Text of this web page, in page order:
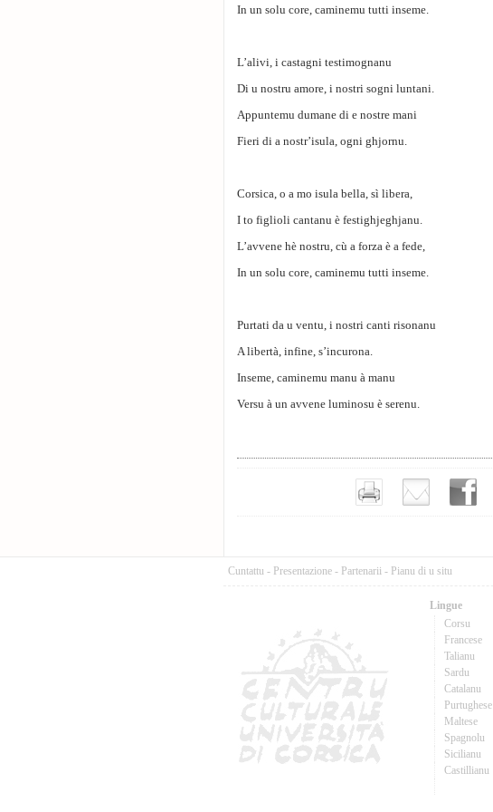
In un solu core, caminemu tutti inseme.
L’alivi, i castagni testimognanu
Di u nostru amore, i nostri sogni luntani.
Appuntemu dumane di e nostre mani
Fieri di a nostr’isula, ogni ghjornu.
Corsica, o a mo isula bella, sì libera,
I to figlioli cantanu è festighjeghjanu.
L’avvene hè nostru, cù a forza è a fede,
In un solu core, caminemu tutti inseme.
Purtati da u ventu, i nostri canti risonanu
A libertà, infine, s’incurona.
Inseme, caminemu manu à manu
Versu à un avvene luminosu è serenu.
Cuntattu - Presentazione - Partenarii - Pianu di u situ
Lingue
Corsu
Francese
Talianu
Sardu
Catalanu
Purtughese
Maltese
Spagnolu
Sicilianu
Castillianu